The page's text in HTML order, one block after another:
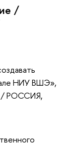
/
НИУ ВШЭ»,
РОССИЯ,